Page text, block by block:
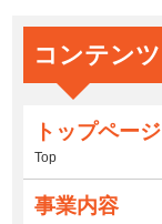
コンテンツ
トップページ
Top
事業内容